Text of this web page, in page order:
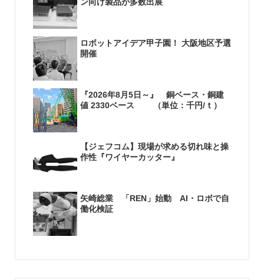
ン向け製品が多数出展
ロボットアイデア甲子園！ 大阪地区予選
開催
『2026年8月5日～』 銅ベース・銅建
値 2330ベース （単位：千円/ｔ）
【ジェフコム】現場が求める切れ味と操
作性『ワイヤーカッター』
矢崎総業 「REN」始動 AI・ロボで自
働化検証